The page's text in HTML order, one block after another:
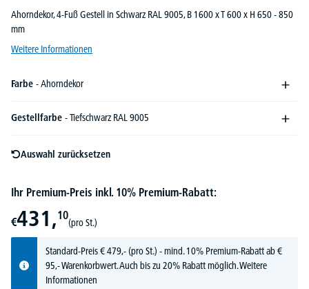
Ahorndekor, 4-Fuß Gestell in Schwarz RAL 9005, B 1600 x T 600 x H 650 - 850
mm
Weitere Informationen
Farbe - Ahorndekor
Gestellfarbe - Tiefschwarz RAL 9005
Auswahl zurücksetzen
Ihr Premium-Preis inkl. 10% Premium-Rabatt:
€431,10
(pro St.)
Standard-Preis€479,-(pro St.) - mind. 10% Premium-Rabatt ab €
95,- Warenkorbwert. Auch bis zu 20% Rabatt möglich.Weitere
Informationen